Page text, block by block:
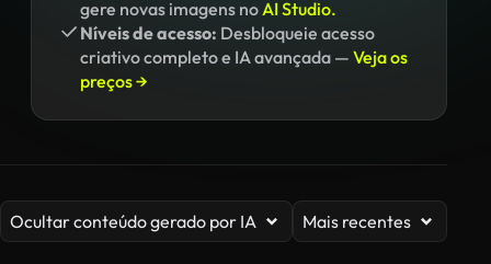
gere novas imagens noAI Studio.
Níveis de acesso: Desbloqueie acesso
criativo completo e IA avançada — Veja os
preços →
Ocultar conteúdo gerado por IA Mais recentes